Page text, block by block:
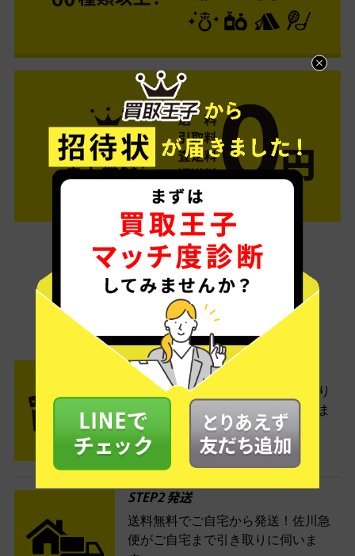
ご利用は簡単3ステップ
- FLOW -
STEP1 お申込み・梱包
ネットでお申込みしたら、箱に売り
たい商品をいろいろ詰めて梱包しま
す。
STEP2 発送
送料無料でご自宅から発送！佐川急
便がご自宅まで引き取りに伺いま